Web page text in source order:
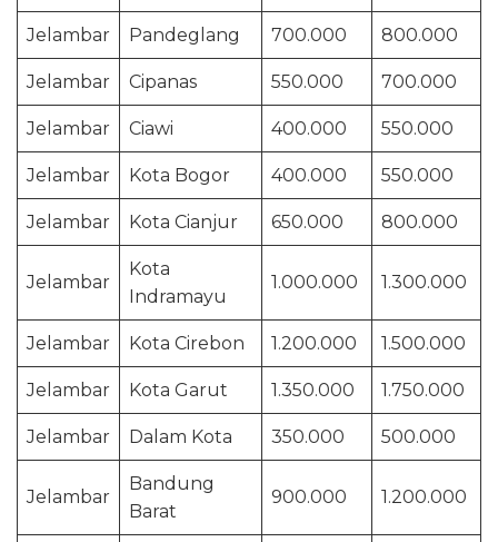
Jelambar Pandeglang 700.000 800.000
Jelambar Cipanas 550.000 700.000
Jelambar Ciawi 400.000 550.000
Jelambar Kota Bogor 400.000 550.000
Jelambar Kota Cianjur 650.000 800.000
Jelambar
Kota
Indramayu
1.000.000 1.300.000
Jelambar Kota Cirebon 1.200.000 1.500.000
Jelambar Kota Garut 1.350.000 1.750.000
Jelambar Dalam Kota 350.000 500.000
Jelambar
Bandung
Barat
900.000 1.200.000